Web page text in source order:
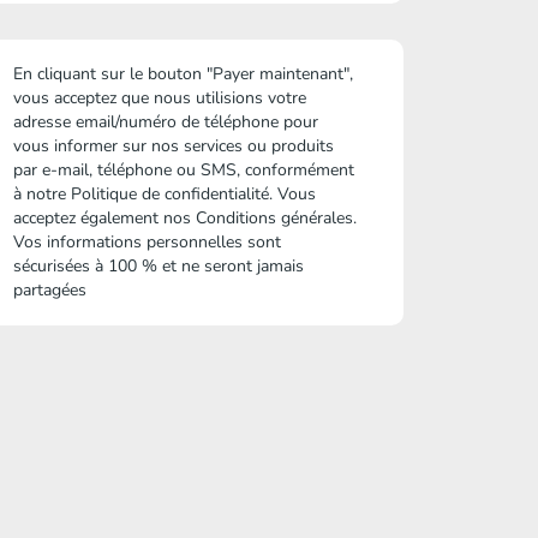
En cliquant sur le bouton "Payer maintenant",
vous acceptez que nous utilisions votre
adresse email/numéro de téléphone pour
vous informer sur nos services ou produits
par e-mail, téléphone ou SMS, conformément
à notre Politique de confidentialité. Vous
acceptez également nos Conditions générales.
Vos informations personnelles sont
sécurisées à 100 % et ne seront jamais
partagées